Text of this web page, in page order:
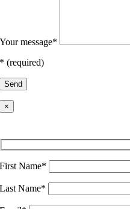
Your message*
* (required)
×
First Name*
Last Name*